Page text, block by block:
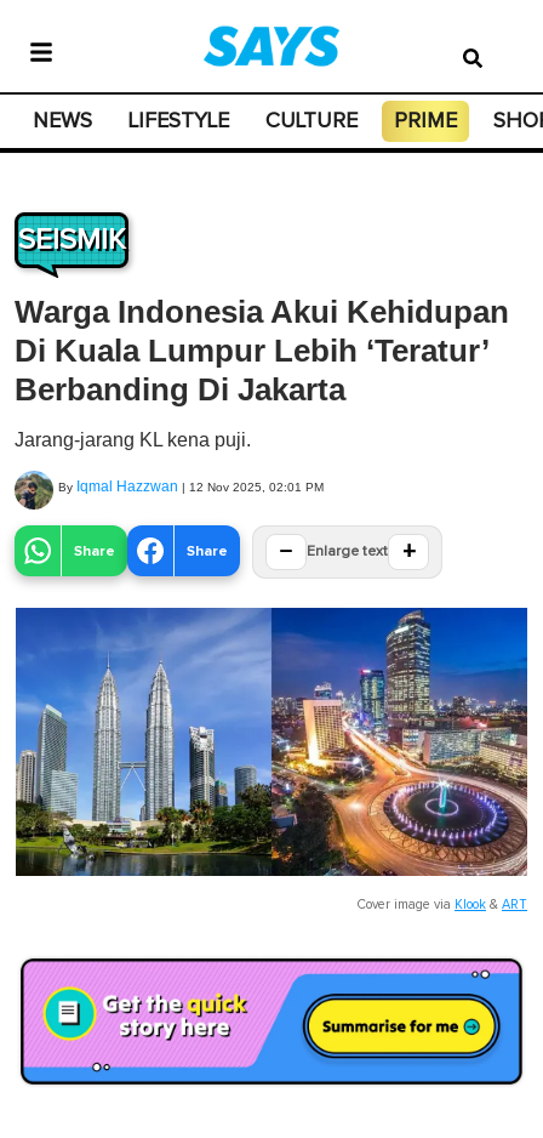
NEWS LIFESTYLE CULTURE PRIME
SEISMIK
Warga Indonesia Akui Kehidupan
Di Kuala Lumpur Lebih ‘Teratur’
Berbanding Di Jakarta
Jarang-jarang KL kena puji.
By Iqmal Hazzwan | 12 Nov 2025, 02:01 PM
Share Share − Enlarge text +
Cover image via Klook & ART